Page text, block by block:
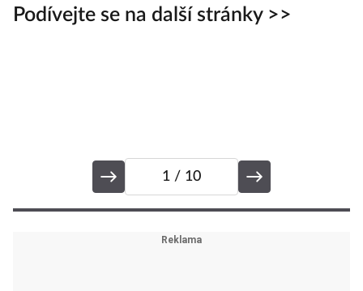
Podívejte se na další stránky >>
1 / 10